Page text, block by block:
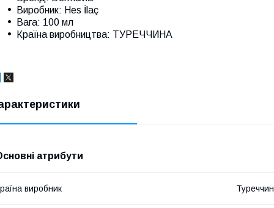
Виробник: Hes İlaç
Вага: 100 мл
Країна виробництва: ТУРЕЧЧИНА
атрибути
виробник